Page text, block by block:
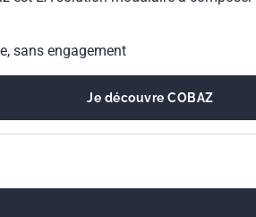
sans engagement
Je découvre COBAZ